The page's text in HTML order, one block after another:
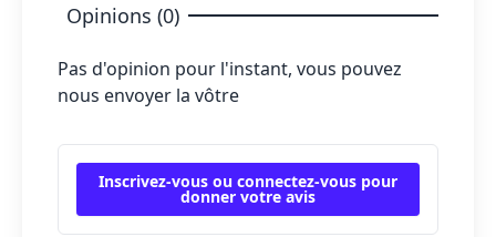
Opinions (0)
Pas d'opinion pour l'instant, vous pouvez
nous envoyer la vôtre
Inscrivez-vous ou connectez-vous pour
donner votre avis